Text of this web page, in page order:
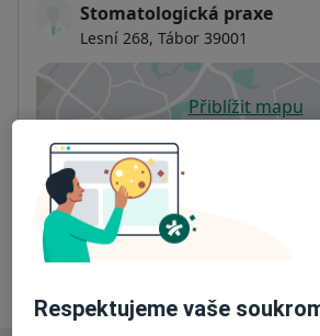
Stomatologická praxe
Lesní 268, Tábor 39001
Přiblížit mapu
se
Dostupnost
Na této adrese online kalendář
Co mám v takové situaci udělat?
o adrese
Respektujeme vaše